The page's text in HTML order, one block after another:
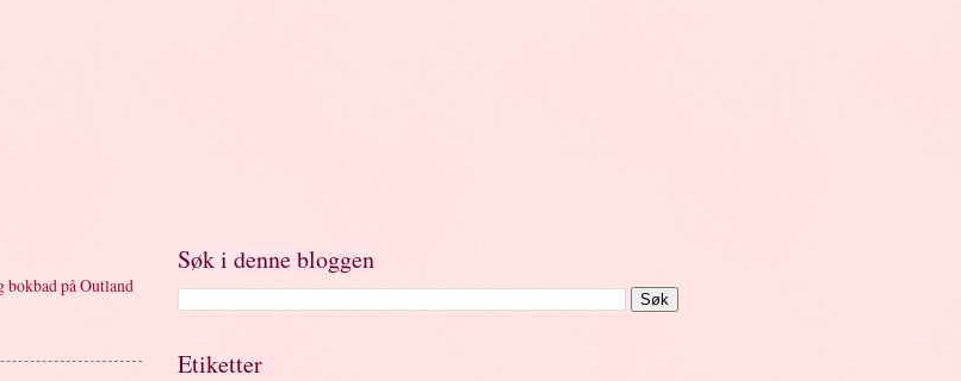
på Outland
Søk i denne bloggen
Etiketter